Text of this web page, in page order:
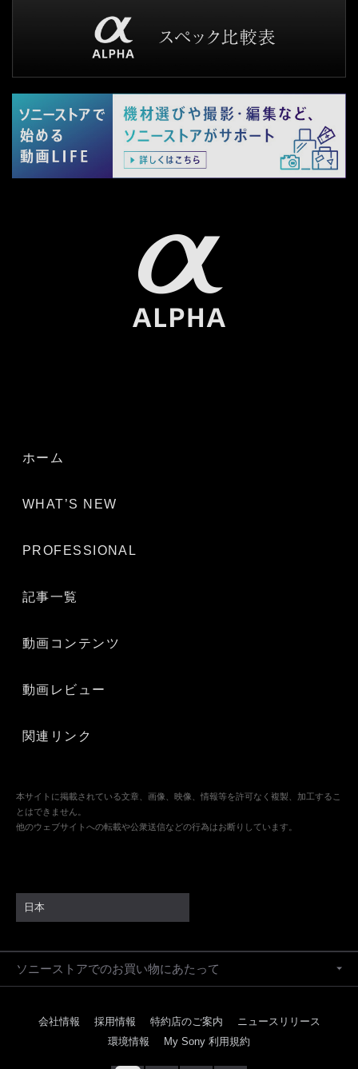
ホーム
WHAT’S NEW
PROFESSIONAL
記事一覧
動画コンテンツ
動画レビュー
関連リンク
本サイトに掲載されている文章、画像、映像、情報等を許可なく複製、加工するこ
とはできません。
他のウェブサイトへの転載や公衆送信などの行為はお断りしています。
日本
ソニーストアでのお買い物にあたって
会社情報 採用情報 特約店のご案内
ニュースリリース
環境情報
My Sony 利用規約